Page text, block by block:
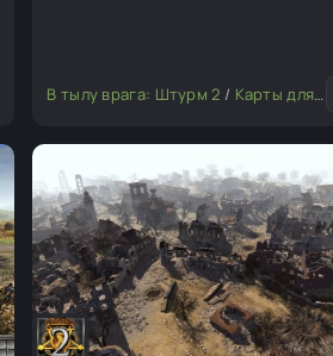
В тылу врага: Штурм 2 / Карты для редактора